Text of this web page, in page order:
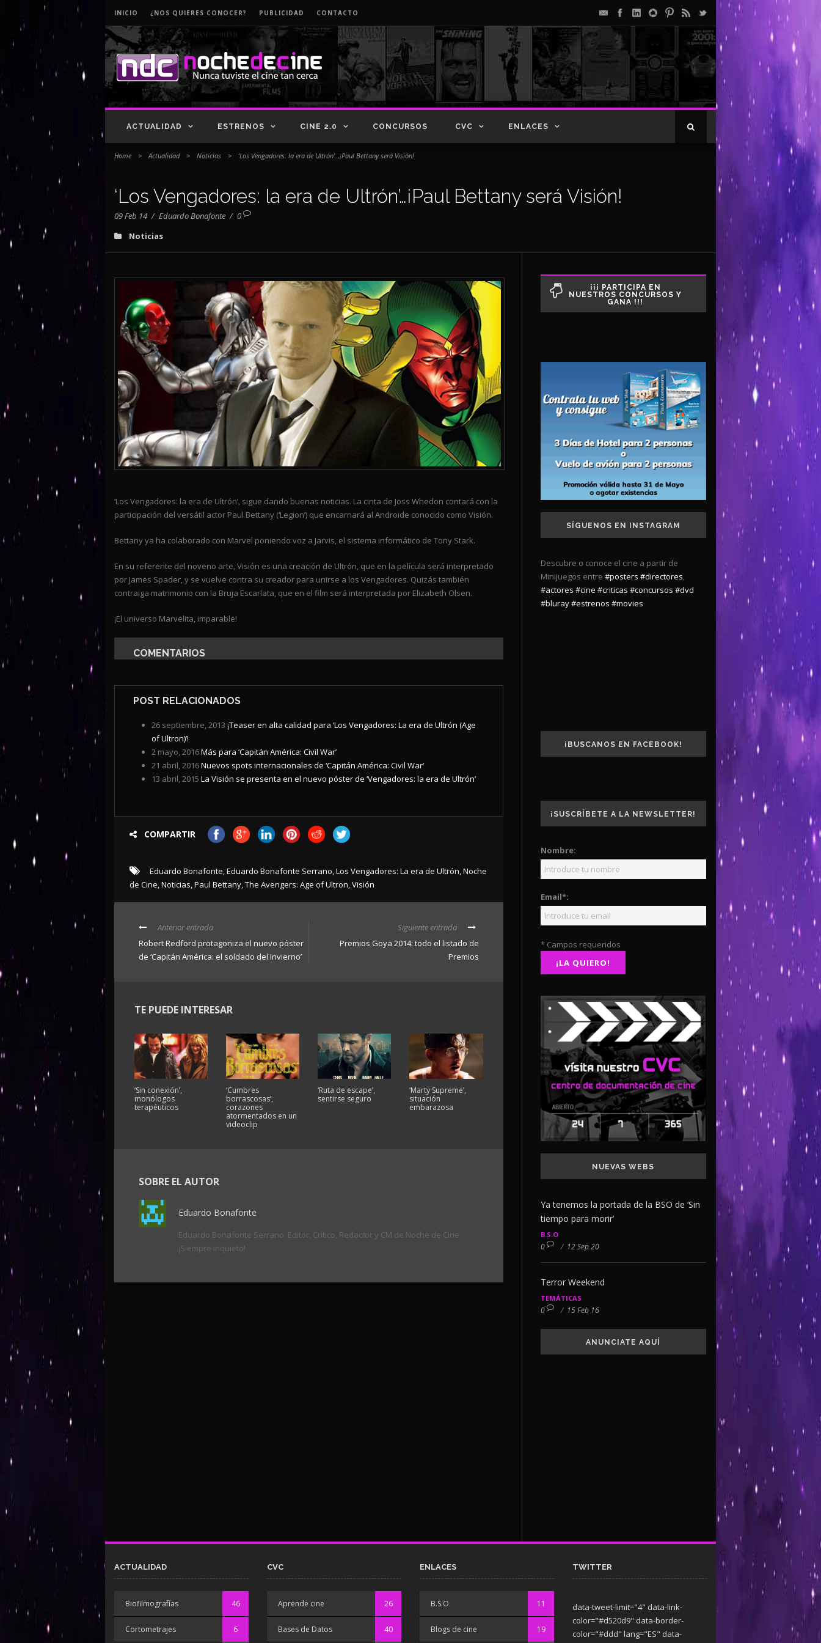
INICIO ¿NOS QUIERES CONOCER? PUBLICIDAD CONTACTO
ACTUALIDAD ESTRENOS CINE 2.0 CONCURSOS CVC ENLACES
Home > Actualidad > Noticias > ‘Los Vengadores: la era de Ultrón’…¡Paul Bettany será Visión!
‘Los Vengadores: la era de Ultrón’…¡Paul Bettany será Visión!
09 Feb 14 / Eduardo Bonafonte / 0
Noticias
‘Los Vengadores: la era de Ultrón’, sigue dando buenas noticias. La cinta de Joss Whedon contará con la
participación del versátil actor Paul Bettany (‘Legion’) que encarnará al Androide conocido como Visión.
Bettany ya ha colaborado con Marvel poniendo voz a Jarvis, el sistema informático de Tony Stark.
En su referente del noveno arte, Visión es una creación de Ultrón, que en la película será interpretado
por James Spader, y se vuelve contra su creador para unirse a los Vengadores. Quizás también
contraiga matrimonio con la Bruja Escarlata, que en el film será interpretada por Elizabeth Olsen.
¡El universo Marvelita, imparable!
COMENTARIOS
POST RELACIONADOS
26 septiembre, 2013 ¡Teaser en alta calidad para ‘Los Vengadores: La era de Ultrón (Age
of Ultron)’!
2 mayo, 2016Más para ‘Capitán América: Civil War’
21 abril, 2016Nuevos spots internacionales de ‘Capitán América: Civil War’
13 abril, 2015 La Visión se presenta en el nuevo póster de ‘Vengadores: la era de Ultrón’
COMPARTIR
Eduardo Bonafonte,Eduardo Bonafonte Serrano,Los Vengadores: La era de Ultrón,Noche
de Cine,Noticias,Paul Bettany,The Avengers: Age of Ultron,Visión
Anterior entrada
Robert Redford protagoniza el nuevo póster
de ‘Capitán América: el soldado del Invierno’
Siguiente entrada
Premios Goya 2014: todo el listado de
Premios
TE PUEDE INTERESAR
‘Sin conexión’,
monólogos
terapéuticos
‘Cumbres
borrascosas’,
corazones
atormentados en un
videoclip
‘Ruta de escape’,
sentirse seguro
‘Marty Supreme’,
situación
embarazosa
SOBRE EL AUTOR
Eduardo Bonafonte
Eduardo Bonafonte Serrano. Editor, Crítico, Redactor y CM de Noche de Cine.
¡Siempre inquieto!
¡¡¡ PARTICIPA EN
NUESTROS CONCURSOS Y
GANA !!!
SÍGUENOS EN INSTAGRAM
Descubre o conoce el cine a partir de
Minijuegos entre #posters #directores,
#actores #cine #criticas #concursos #dvd
#bluray#estrenos #movies
¡BUSCANOS EN FACEBOOK!
¡SUSCRÍBETE A LA NEWSLETTER!
Nombre:
Email*:
* Campos requeridos
NUEVAS WEBS
Ya tenemos la portada de la BSO de ‘Sin
tiempo para morir’
B.S.O
0 / 12 Sep 20
Terror Weekend
TEMÁTICAS
0 / 15 Feb 16
ANUNCIATE AQUÍ
ACTUALIDAD
Biofilmografías 46
Cortometrajes 6
CVC
Aprende cine 26
Bases de Datos 40
ENLACES
B.S.O 11
Blogs de cine 19
TWITTER
data-tweet-limit="4" data-link-
color="#d520d9" data-border-
color="#ddd" lang="ES" data-